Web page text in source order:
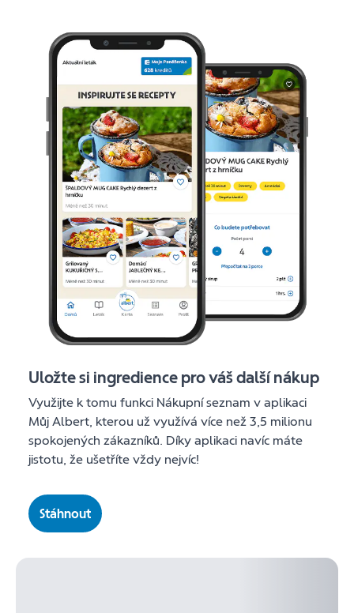
Uložte si ingredience pro váš další nákup
Využijte k tomu funkci Nákupní seznam v aplikaci
Můj Albert, kterou už využívá více než 3,5 milionu
spokojených zákazníků. Díky aplikaci navíc máte
jistotu, že ušetříte vždy nejvíc!
Stáhnout